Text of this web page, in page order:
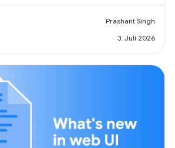
Prashant Singh
3. Juli 2026